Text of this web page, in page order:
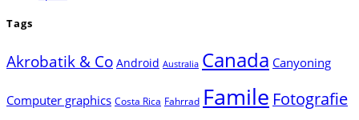
Tags
Akrobatik & Co Android Australia Canada Canyoning
Computer graphics Costa Rica Fahrrad Famile Fotografie